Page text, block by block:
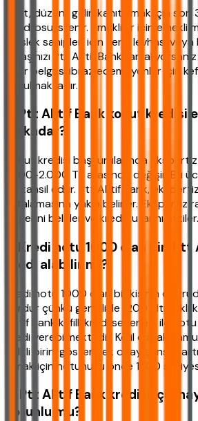
Evet, düzenli geliri kanıtlamak için son
bordrosu istenir. Emekliler için emekli
meslek sahipleri için vergi levhası
Maaşınızı Ptt Aktif Bank'tan
Gelir belgesi ibraz edemeyenler için
sunulmaktadır.
6. Ptt Aktif Bank konut
ne kadar?
Konut kredisi başvurularında
1.000-2.000 TL arasında değişir. Bu
da tahsil edilir. Ptt Aktif Bank,
ortalamasına yakın belirler. Ekspertiz
değerini belirler ve kredi tutarını etkiler.
7. Kredi notu 1000 olan biri
kredi alabilir mi?
Kredi notu 1000 olan bir kişinin
zordur çünkü genellikle 1200 altı riskli
Aktif Bank kefilli kredi seçeneği ile
kredi verebilmektedir. Kefil olarak
gelirli birini göstermek onay şansını
almak için notunuzu önce 1300
8. Ptt Aktif Bank kredisi için
zorunlu mu?